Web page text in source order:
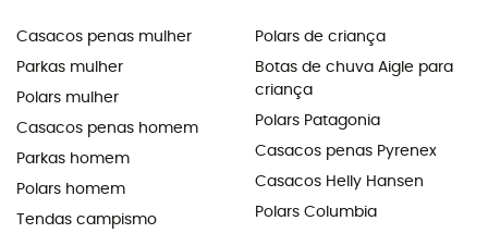
Casacos penas mulher
Parkas mulher
Polars mulher
Casacos penas homem
Parkas homem
Polars homem
Tendas campismo
Polars de criança
Botas de chuva Aigle para
criança
Polars Patagonia
Casacos penas Pyrenex
Casacos Helly Hansen
Polars Columbia